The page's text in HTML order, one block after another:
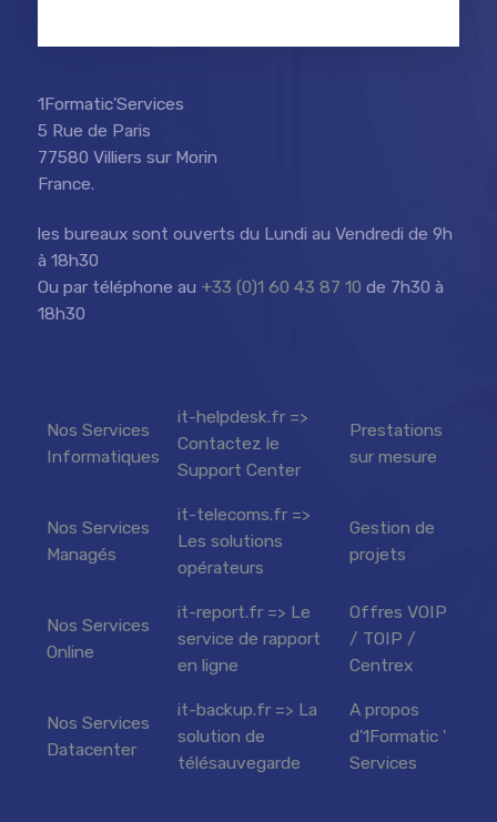
1Formatic'Services
5 Rue de Paris
77580 Villiers sur Morin
France.
les bureaux sont ouverts du Lundi au Vendredi de 9h
à 18h30
Ou par téléphone au +33 (0)1 60 43 87 10 de 7h30 à
18h30
Nos Services
Informatiques
it-helpdesk.fr =>
Contactez le
Support Center
Prestations
sur mesure
Nos Services
Managés
it-telecoms.fr =>
Les solutions
opérateurs
Gestion de
projets
Nos Services
Online
it-report.fr => Le
service de rapport
en ligne
Offres VOIP
/ TOIP /
Centrex
Nos Services
Datacenter
it-backup.fr => La
solution de
télésauvegarde
A propos
d'1Formatic '
Services